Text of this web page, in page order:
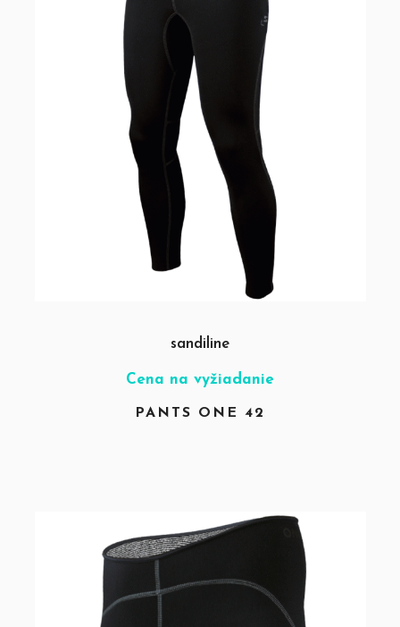
sandiline
Cena na vyžiadanie
PANTS ONE 42